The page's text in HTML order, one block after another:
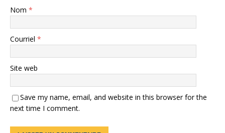
Nom *
Courriel *
Site web
Save my name, email, and website in this browser for the
next time I comment.